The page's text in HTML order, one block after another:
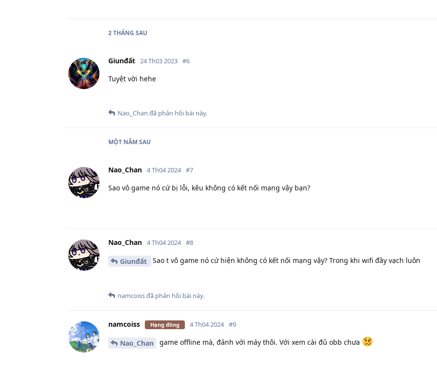
2 THÁNG SAU
Giunđất 24 Th03 2023 #6
Tuyệt vời hehe
Nao_Chan đã phản hồi bài này.
MỘT NĂMSAU
Nao_Chan 4 Th04 2024 #7
Sao vô game nó cứ bị lỗi, kêu không có kết nối mạng vậy bạn?
Nao_Chan 4 Th04 2024 #8
Giunđất Sao t vô game nó cứ hiện không có kết nối mạng vậy? Trong khi wifi đầy vạch luôn
namcoissđã phản hồi bài này.
namcoiss Hạng đồng 4 Th04 2024 #9
Nao_Chan game offline mà, đánh với máy thôi. Với xem cài đủ obb chưa